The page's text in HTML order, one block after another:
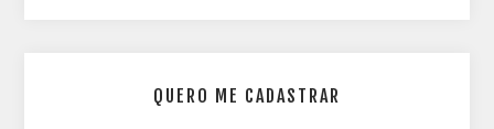
QUERO ME CADASTRAR